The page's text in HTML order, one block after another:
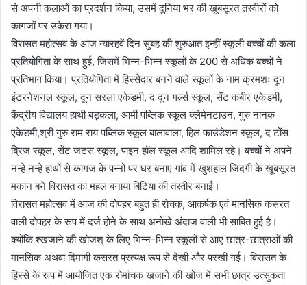
से अपनी कलाओं का प्रदर्शन किया, उसमें दुनिया भर की खूबसूरत तस्वीरों को
कागजों पर उकेरा गया।
विरासत महोत्सव के आज ग्यारहवें दिन सुबह की शुरुआत इन्हीं स्कूली बच्चों की कला
प्रतियोगिता के साथ हुई, जिसमें भिन्न-भिन्न स्कूलों के 200 से अधिक बच्चों ने
प्रतिभाग किया। प्रतियोगिता में हिस्सेदार बनने वाले स्कूलों के नाम क्रमशः दून
इंटरनेशनल स्कूल, दून सरला एकेडमी, द दून गर्ल्स स्कूल, सेंट कबीर एकेडमी,
केंद्रीय विद्यालय हाथी बड़कला, आर्मी पब्लिक स्कूल क्लेमेनटाउन, गुरु नानक
एकेडमी,श्री गुरु राम राय पब्लिक स्कूल बालावाला, हिल फाउंडेशन स्कूल, द टोंस
ब्रिज स्कूल, सेंट जटस स्कूल, पाइन हॉल स्कूल आदि शामिल रहे। बच्चों ने अपने
नन्हे नन्हे हाथों से कागज के पन्नों पर घर बनाए गांव में खुशहाल जिंदगी के खूबसूरत
मकान बने विरासत का महल बनाया बिटिया की तस्वीर बनाई।
विरासत महोत्सव में आज की दोपहर बहुत ही रोचक, आकर्षक एवं मानसिक कसरत
वाली दोपहर के रूप में दर्ज होने के साथ अनोखे अंदाज वाली भी साबित हुई है।
क्योंकि श्खजाने की खोजश् के लिए भिन्न-भिन्न स्कूलों से आए छात्र-छात्राओं की
मानसिक अथवा दिमागी कसरत प्रत्यक्ष रूप से देखी और परखी गई। विरासत के
हिस्से के रूप में आयोजित एक रोमांचक खजाने की खोज में सभी छात्र उत्सुकता